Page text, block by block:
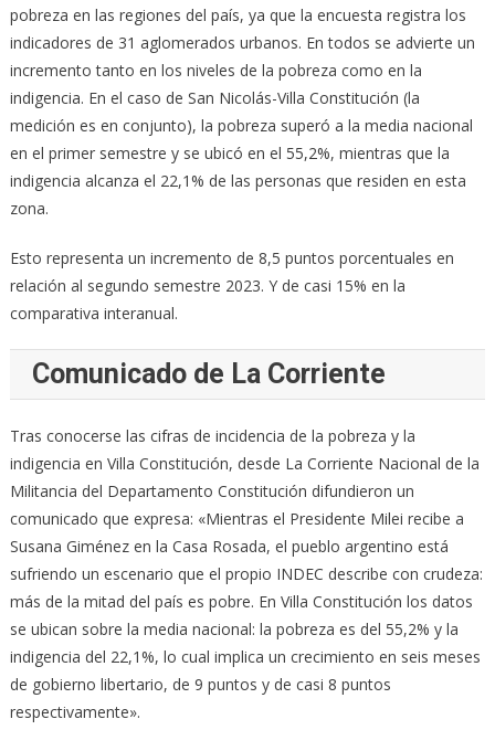
pobreza en las regiones del país, ya que la encuesta registra los
indicadores de 31 aglomerados urbanos. En todos se advierte un
incremento tanto en los niveles de la pobreza como en la
indigencia. En el caso de San Nicolás-Villa Constitución (la
medición es en conjunto), la pobreza superó a la media nacional
en el primer semestre y se ubicó en el 55,2%, mientras que la
indigencia alcanza el 22,1% de las personas que residen en esta
zona.
Esto representa un incremento de 8,5 puntos porcentuales en
relación al segundo semestre 2023. Y de casi 15% en la
comparativa interanual.
Comunicado de La Corriente
Tras conocerse las cifras de incidencia de la pobreza y la
indigencia en Villa Constitución, desde La Corriente Nacional de la
Militancia del Departamento Constitución difundieron un
comunicado que expresa: «Mientras el Presidente Milei recibe a
Susana Giménez en la Casa Rosada, el pueblo argentino está
sufriendo un escenario que el propio INDEC describe con crudeza:
más de la mitad del país es pobre. En Villa Constitución los datos
se ubican sobre la media nacional: la pobreza es del 55,2% y la
indigencia del 22,1%, lo cual implica un crecimiento en seis meses
de gobierno libertario, de 9 puntos y de casi 8 puntos
respectivamente».